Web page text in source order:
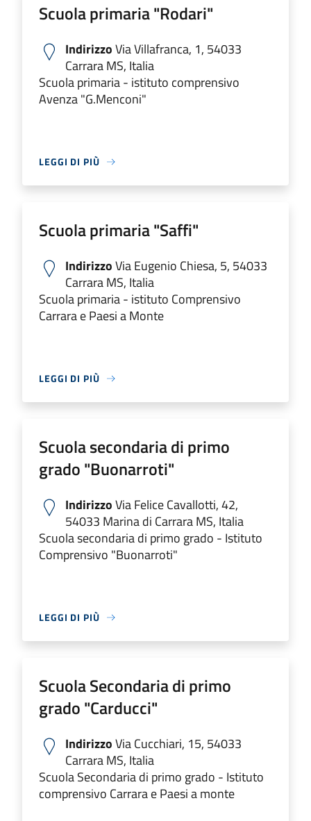
Scuola primaria "Rodari"
IndirizzoVia Villafranca, 1, 54033
Carrara MS, Italia
Scuola primaria - istituto comprensivo
Avenza "G.Menconi"
LEGGI DI PIÙ
Scuola primaria "Saffi"
IndirizzoVia Eugenio Chiesa, 5, 54033
Carrara MS, Italia
Scuola primaria - istituto Comprensivo
Carrara e Paesi a Monte
LEGGI DI PIÙ
Scuola secondaria di primo
grado "Buonarroti"
IndirizzoVia Felice Cavallotti, 42,
54033 Marina di Carrara MS, Italia
Scuola secondaria di primo grado - Istituto
Comprensivo "Buonarroti"
LEGGI DI PIÙ
Scuola Secondaria di primo
grado "Carducci"
IndirizzoVia Cucchiari, 15, 54033
Carrara MS, Italia
Scuola Secondaria di primo grado - Istituto
comprensivo Carrara e Paesi a monte